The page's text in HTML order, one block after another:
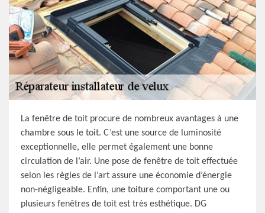
La fenêtre de toit procure de nombreux avantages à une
chambre sous le toit. C’est une source de luminosité
exceptionnelle, elle permet également une bonne
circulation de l’air. Une pose de fenêtre de toit effectuée
selon les règles de l’art assure une économie d’énergie
non-négligeable. Enfin, une toiture comportant une ou
plusieurs fenêtres de toit est très esthétique. DG